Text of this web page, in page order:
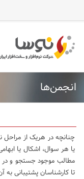
انجمن‌ها
چنانچه در هریک از مراحل
یا هر سوال، اشکال یا
مطالب موجود جستجو و
تا کارشناسان پشتیبانی به